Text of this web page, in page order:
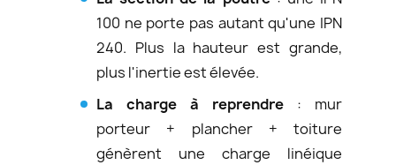
100 ne porte pas autant qu'une IPN
240. Plus la hauteur est grande,
plus l'inertie est élevée.
La charge à reprendre : mur
porteur + plancher + toiture
génèrent une charge linéique